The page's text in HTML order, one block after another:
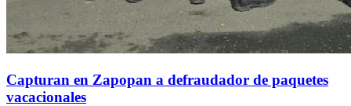
Capturan en Zapopan a defraudador de paquetes
vacacionales